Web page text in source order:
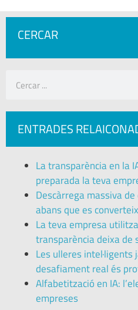
CERCAR
ENTRADES
La transparència en la
preparada la teva
Descàrrega massiva
abans que es
La teva empresa
transparència deixa de
Les ulleres intel·ligents
desafiament real és
Alfabetització en IA:
empreses